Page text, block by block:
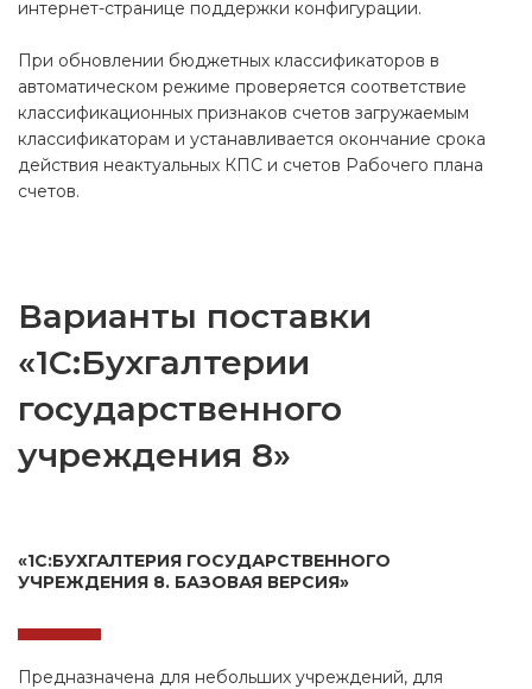
интернет-странице поддержки конфигурации.
При обновлении бюджетных классификаторов в
автоматическом режиме проверяется соответствие
классификационных признаков счетов загружаемым
классификаторам и устанавливается окончание срока
действия неактуальных КПС и счетов Рабочего плана
счетов.
Варианты поставки
«1С:Бухгалтерии
государственного
учреждения 8»
«1С:БУХГАЛТЕРИЯ ГОСУДАРСТВЕННОГО
УЧРЕЖДЕНИЯ 8. БАЗОВАЯ ВЕРСИЯ»
Предназначена для небольших учреждений, для